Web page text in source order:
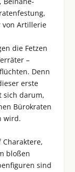
von Artillerie
die Fetzen
–
Denn
erste
sich darum,
Bürokraten
wird.
Charaktere,
bloßen
sind